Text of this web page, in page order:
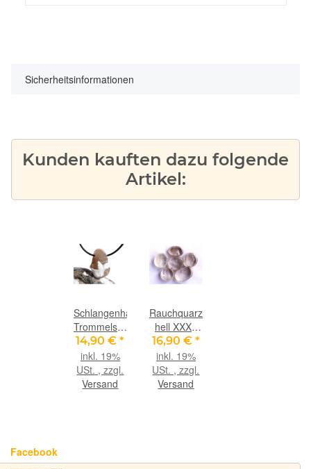
Sicherheitsinformationen
Kunden kauften dazu folgende
Artikel:
Schlangenhautachat
Trommelstein
gebohrt -
Sonderqualität
- ca. 3 cm x
1,9 cm x
14,90 €*
inkl. 19%
USt. , zzgl.
Versand
Rauchquarz
hell XXXL
Scheibensteine
-
Sonderqualität
- ca. 5 - 5,5
16,90 € *
inkl. 19%
USt. , zzgl.
Versand
Facebook